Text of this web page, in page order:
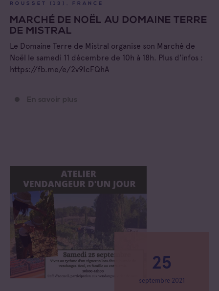
ROUSSET (13), FRANCE
MARCHÉ DE NOËL AU DOMAINE TERRE
DE MISTRAL
Le Domaine Terre de Mistral organise son Marché de
Noël le samedi 11 décembre de 10h à 18h. Plus d'infos :
https://fb.me/e/2v9IcFQhA
En savoir plus
25
septembre 2021